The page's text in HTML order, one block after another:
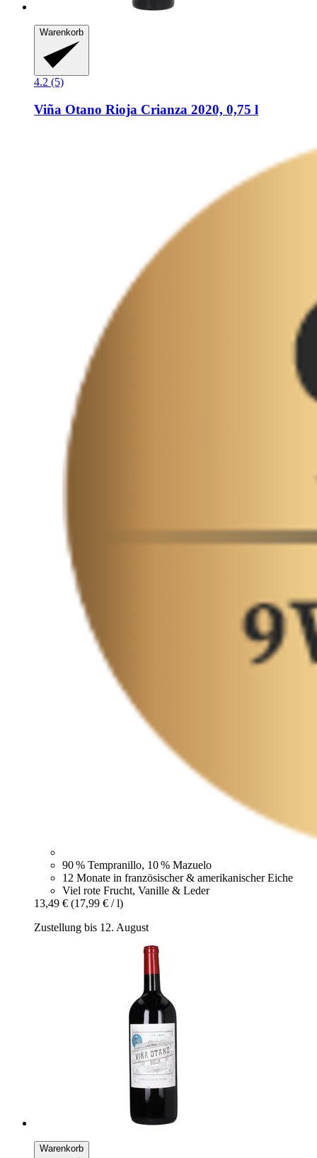
Warenkorb
4.2 (5)
Viña Otano Rioja Crianza 2020, 0,75 l
90 % Tempranillo, 10 % Mazuelo
12 Monate in französischer & amerikanischer Eiche
Viel rote Frucht, Vanille & Leder
13,49 € (17,99 € / l)
Zustellung bis 12. August
Warenkorb